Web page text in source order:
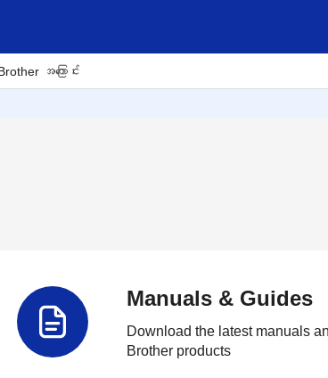
အကြောင်း
Manuals & Guides
Download the latest manuals
Brother products